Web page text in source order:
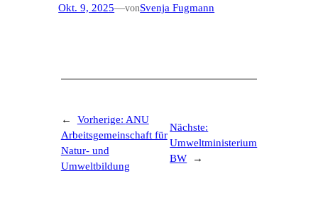
Okt. 9, 2025—vonSvenja Fugmann
← Vorherige: ANU
Arbeitsgemeinschaft für
Natur- und
Umweltbildung
Nächste:
Umweltministerium
BW
→